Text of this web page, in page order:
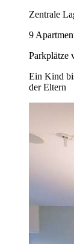
Zentrale
9
Parkplätze
Ein Kind
der Eltern